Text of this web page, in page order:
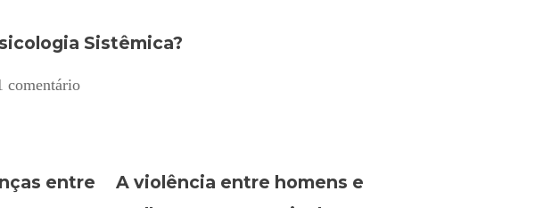
Sistêmica?
comentário
entre
A violência entre homens e